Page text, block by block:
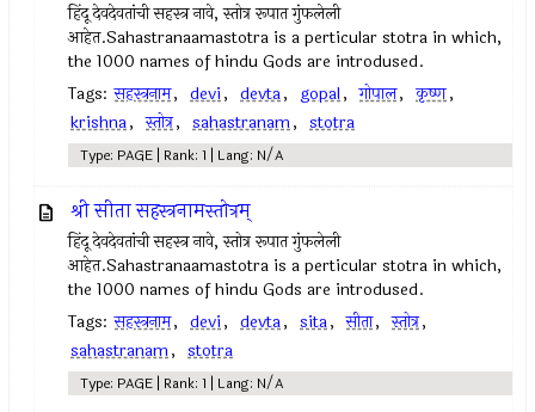
हिंदू देवदेवतांची सहस्त्र नावे, स्तोत्र रूपात गुंफलेली
आहेत.Sahastranaamastotra is a perticular stotra in which,
the 1000 names of hindu Gods are introdused.
Tags: सहस्त्रनाम, devi, devta, gopal, गोपाल, कृष्ण,
krishna, स्तोत्र, sahastranam, stotra
Type: PAGE | Rank: 1 | Lang: N/A
श्री सीता सहस्त्रनामस्तोत्रम्
हिंदू देवदेवतांची सहस्त्र नावे, स्तोत्र रूपात गुंफलेली
आहेत.Sahastranaamastotra is a perticular stotra in which,
the 1000 names of hindu Gods are introdused.
Tags: सहस्त्रनाम, devi, devta, sita, सीता, स्तोत्र,
sahastranam, stotra
Type: PAGE | Rank: 1 | Lang: N/A